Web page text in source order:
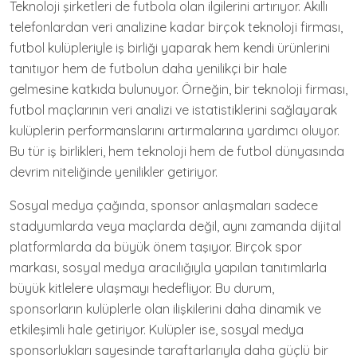
Teknoloji şirketleri de futbola olan ilgilerini artırıyor. Akıllı
telefonlardan veri analizine kadar birçok teknoloji firması,
futbol kulüpleriyle iş birliği yaparak hem kendi ürünlerini
tanıtıyor hem de futbolun daha yenilikçi bir hale
gelmesine katkıda bulunuyor. Örneğin, bir teknoloji firması,
futbol maçlarının veri analizi ve istatistiklerini sağlayarak
kulüplerin performanslarını artırmalarına yardımcı oluyor.
Bu tür iş birlikleri, hem teknoloji hem de futbol dünyasında
devrim niteliğinde yenilikler getiriyor.
Sosyal medya çağında, sponsor anlaşmaları sadece
stadyumlarda veya maçlarda değil, aynı zamanda dijital
platformlarda da büyük önem taşıyor. Birçok spor
markası, sosyal medya aracılığıyla yapılan tanıtımlarla
büyük kitlelere ulaşmayı hedefliyor. Bu durum,
sponsorların kulüplerle olan ilişkilerini daha dinamik ve
etkileşimli hale getiriyor. Kulüpler ise, sosyal medya
sponsorlukları sayesinde taraftarlarıyla daha güçlü bir